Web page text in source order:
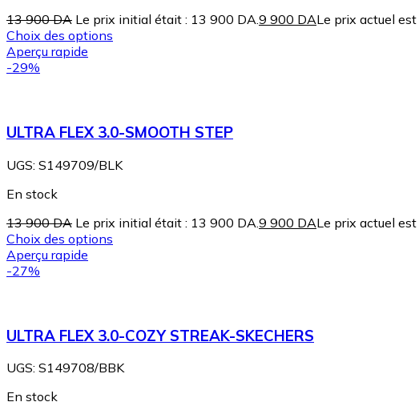
13 900DA Le prix initial était : 13 900 DA.9 900 DALe prix actuel
Choix des options
Aperçu rapide
-29%
ULTRA FLEX 3.0-SMOOTH STEP
UGS: S149709/BLK
En stock
13 900DA Le prix initial était : 13 900 DA. 9 900 DALe prix actuel est
Choix des options
Aperçu rapide
-27%
ULTRA FLEX 3.0-COZY STREAK-SKECHERS
UGS: S149708/BBK
En stock